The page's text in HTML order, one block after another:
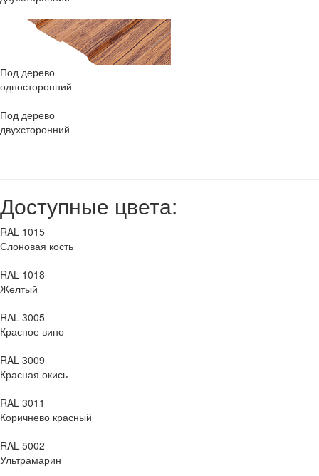
Под дерево
односторонний
Под дерево
двухсторонний
Доступные цвета:
RAL 1015
Слоновая кость
RAL 1018
Желтый
RAL 3005
Красное вино
RAL 3009
Красная окись
RAL 3011
Коричнево красный
RAL 5002
Ультрамарин